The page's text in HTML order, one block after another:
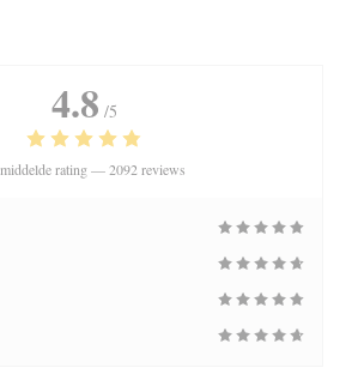
4.8 /5
rating —2092 reviews